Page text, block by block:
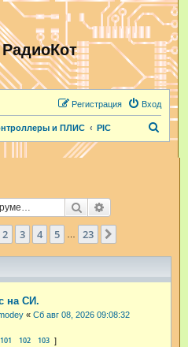
Вход
Регистрация
и ПЛИС PIC
Поиск
из 23
2 3 4 5 23
на СИ.
« Сб авг 08, 2026 09:08:32
101 102 103